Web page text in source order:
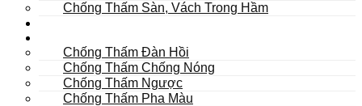
Chống Thấm Sàn, Vách Trong Hầm
Chống Thấm Đàn Hồi
Chống Thấm Chống Nóng
Chống Thấm Ngược
Chống Thấm Pha Màu